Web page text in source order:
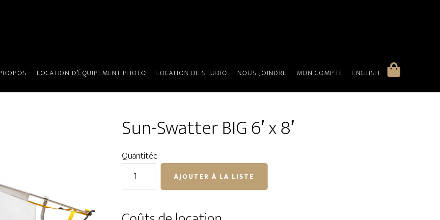
LOCATION D’ÉQUIPEMENT PHOTO LOCATION DE STUDIO NOUS JOINDRE MON COMPTE ENGLISH
Sun-Swatter BIG 6′ x 8′
Quantitée
quantité
Swatter
AJOUTER À LA LISTE